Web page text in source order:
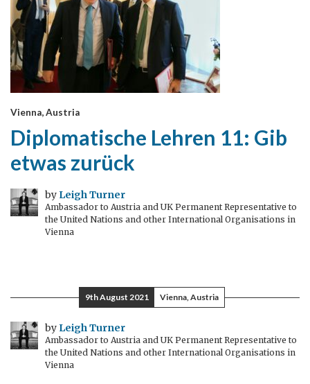
Vienna, Austria
Diplomatische Lehren 11: Gib
etwas zurück
by Leigh Turner
Ambassador to Austria and UK Permanent Representative to
the United Nations and other International Organisations in
Vienna
9th August 2021 Vienna, Austria
by Leigh Turner
Ambassador to Austria and UK Permanent Representative to
the United Nations and other International Organisations in
Vienna